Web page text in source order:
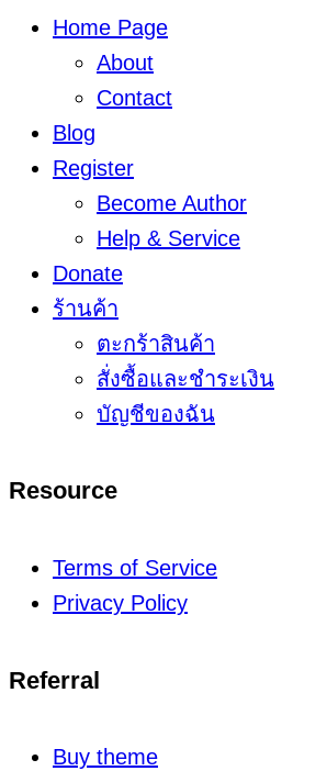
Home Page
About
Contact
Blog
Register
Become Author
Help & Service
Donate
ร้านค้า
ตะกร้าสินค้า
สั่งซื้อและชำระเงิน
บัญชีของฉัน
Resource
Terms of Service
Privacy Policy
Referral
Buy theme